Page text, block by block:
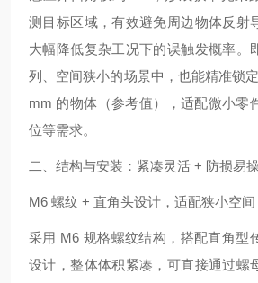
测目标区域，有效避免周边物体反射
大幅降低复杂工况下的误触发概率。
列、空间狭小的场景中，也能精准锁
mm 的物体（参考值），适配微小零
位等需求。
二、结构与安装：紧凑灵活 + 防损易
M6 螺纹 + 直角头设计，适配狭小空间
采用 M6 规格螺纹结构，搭配直角型
设计，整体体积紧凑，可直接通过螺